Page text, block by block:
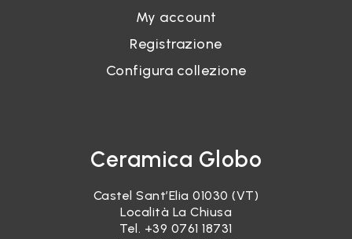
My account
Registrazione
Configura collezione
Ceramica Globo
Castel Sant’Elia 01030 (VT)
Località La Chiusa
Tel. +39 0761 18731